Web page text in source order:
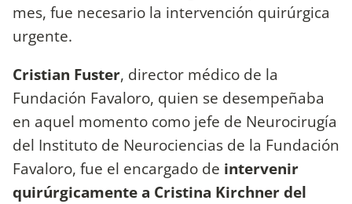
mes, fue necesario la intervención quirúrgica
urgente.
Cristian Fuster, director médico de la
Fundación Favaloro, quien se desempeñaba
en aquel momento como jefe de Neurocirugía
del Instituto de Neurociencias de la Fundación
Favaloro, fue el encargado de intervenir
quirúrgicamente a Cristina Kirchner del